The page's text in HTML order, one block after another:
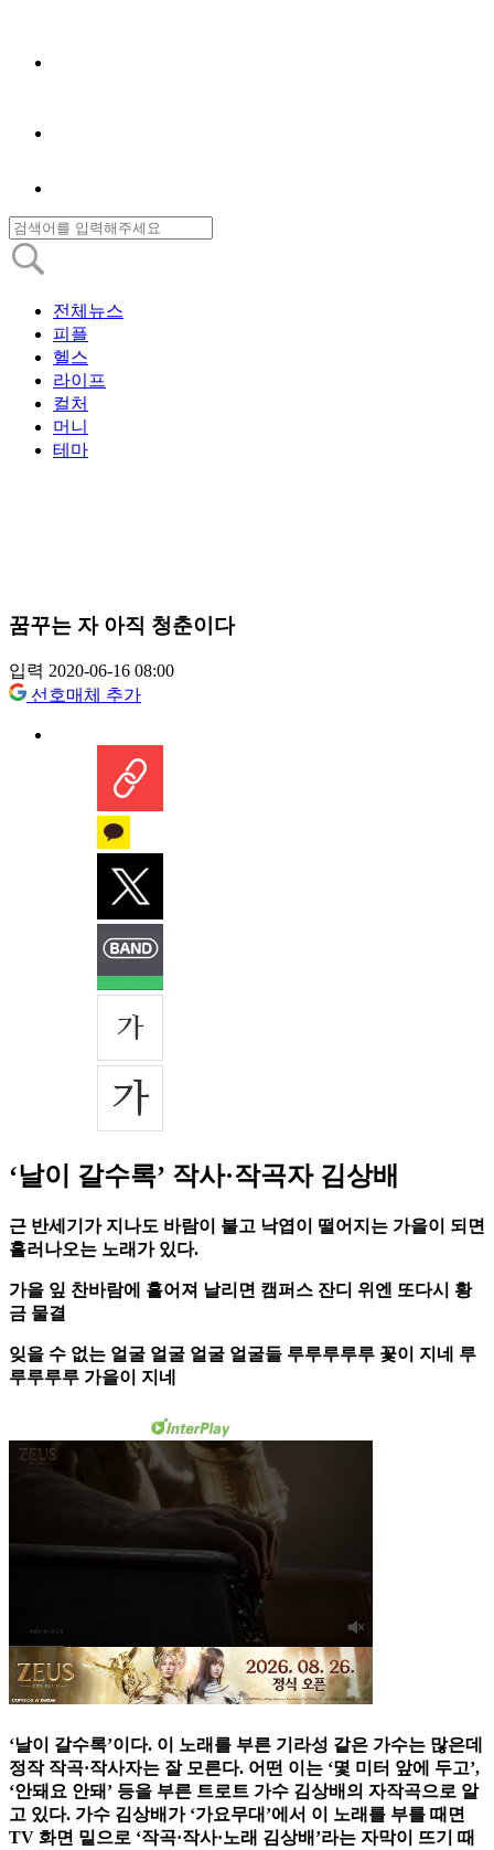
전체뉴스
피플
헬스
라이프
컬처
머니
테마
꿈꾸는 자 아직 청춘이다
입력 2020-06-16 08:00
선호매체 추가
‘날이 갈수록’ 작사·작곡자 김상배
근 반세기가 지나도 바람이 불고 낙엽이 떨어지는 가을이 되면
흘러나오는 노래가 있다.
가을 잎 찬바람에 흩어져 날리면 캠퍼스 잔디 위엔 또다시 황
금 물결
잊을 수 없는 얼굴 얼굴 얼굴 얼굴들 루루루루루 꽃이 지네 루
루루루루 가을이 지네
‘날이 갈수록’이다. 이 노래를 부른 기라성 같은 가수는 많은데
정작 작곡·작사자는 잘 모른다. 어떤 이는 ‘몇 미터 앞에 두고’,
‘안돼요 안돼’ 등을 부른 트로트 가수 김상배의 자작곡으로 알
고 있다. 가수 김상배가 ‘가요무대’에서 이 노래를 부를 때면
TV 화면 밑으로 ‘작곡·작사·노래 김상배’라는 자막이 뜨기 때